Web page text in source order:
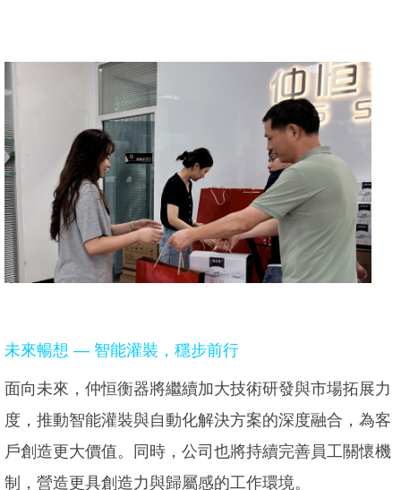
未來暢想 — 智能灌裝，穩步前行
面向未來，仲恒衡器將繼續加大技術研發與市場拓展力
度，推動智能灌裝與自動化解決方案的深度融合，為客
戶創造更大價值。同時，公司也將持續完善員工關懷機
制，營造更具創造力與歸屬感的工作環境。